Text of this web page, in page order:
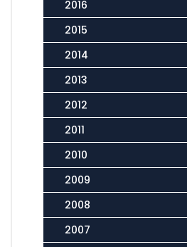
2016
2015
2014
2013
2012
2011
2010
2009
2008
2007